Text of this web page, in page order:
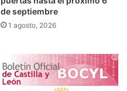
de septiembre
1 agosto, 2026